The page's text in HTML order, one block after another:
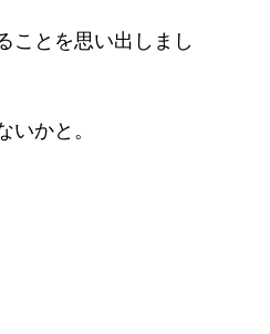
ことを思い出しまし
かと。